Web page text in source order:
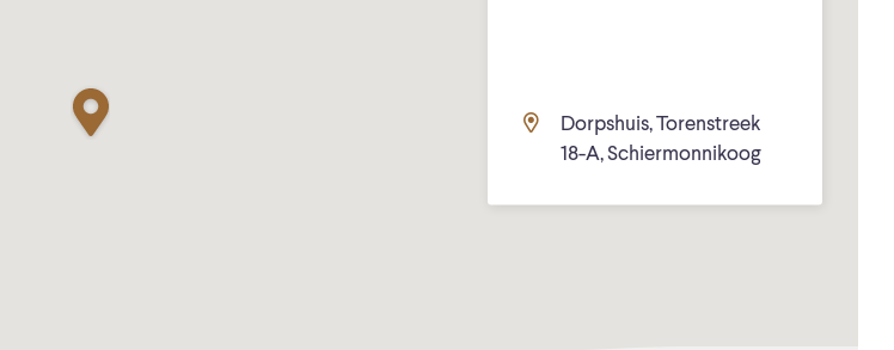
Dorpshuis, Torenstreek
18-A, Schiermonnikoog